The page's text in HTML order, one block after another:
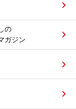
の
ガジン